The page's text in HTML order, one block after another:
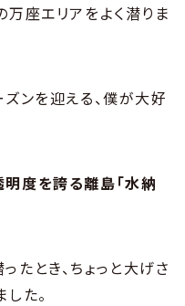
万座エリアをよく潜りま
ンを迎える、僕が大好
度を誇る離島「水納
たとき、ちょっと大げさ
た。